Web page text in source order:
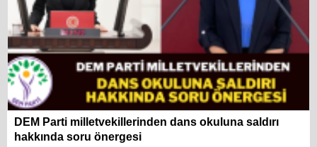
DEM Parti milletvekillerinden dans okuluna saldırı
hakkında soru önergesi